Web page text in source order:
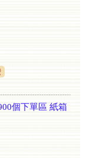
個下單區 紙箱